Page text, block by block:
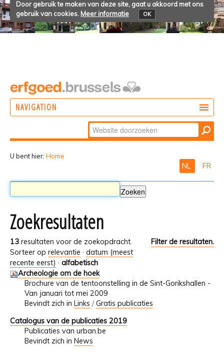
Door gebruik te maken van deze site, gaat u akkoord met ons
gebruik van cookies. Meer informatie OK
NAVIGATION
Zoek
Geavanceerd
U bent hier: Home
NL FR
Zoekresultaten
13 resultaten voor de zoekopdracht.
Filter de resultaten.
Sorteer op relevantie · datum (meest
recente eerst) · alfabetisch
Archeologie om de hoek
Brochure van de tentoonstelling in de Sint-Gorikshallen -
Van januari tot mei 2009
Bevindt zich in Links /Gratis publicaties
Catalogus van de publicaties 2019
Publicaties van urban.be
Bevindt zich in News